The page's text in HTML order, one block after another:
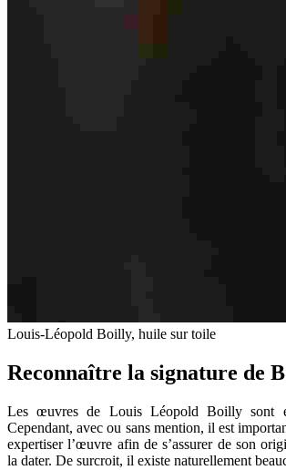
Louis-Léopold Boilly, huile sur toile
Reconnaître la signature de
Les œuvres de Louis Léopold Boilly sont
Cependant, avec ou sans mention, il est
expertiser l’œuvre afin de s’assurer de son
la dater. De surcroit, il existe naturellement